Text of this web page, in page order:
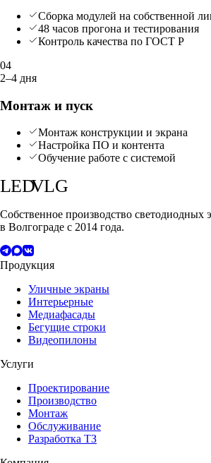
Сборка модулей на собственной
48 часов прогона и тестирования
Контроль качества по ГОСТ Р
04
2–4 дня
Монтаж и пуск
Монтаж конструкции и экрана
Настройка ПО и контента
Обучение работе с системой
LEDVLG
Собственное производство светодиодных
в Волгограде с 2014 года.
Продукция
Уличные экраны
Интерьерные
Медиафасады
Бегущие строки
Видеопилоны
Услуги
Проектирование
Производство
Монтаж
Обслуживание
Разработка ТЗ